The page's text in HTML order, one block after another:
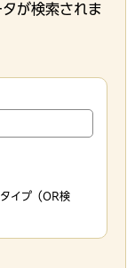
が検索されま
イプ（OR検